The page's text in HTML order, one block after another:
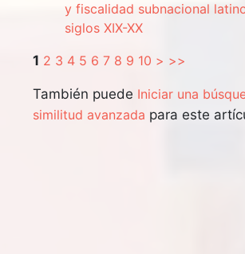
y fiscalidad subnacional
siglos XIX-XX
1 2 3 4 5 6 7 8 9 10 > >>
También puede Iniciar una
similitud avanzada para este